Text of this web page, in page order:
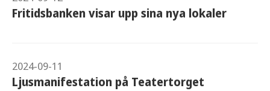
Fritidsbanken visar upp sina nya lokaler
2024-09-11
Ljusmanifestation på Teatertorget